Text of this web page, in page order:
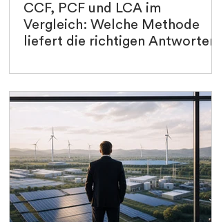
CCF, PCF und LCA im
Vergleich: Welche Methode
liefert die richtigen Antworten?